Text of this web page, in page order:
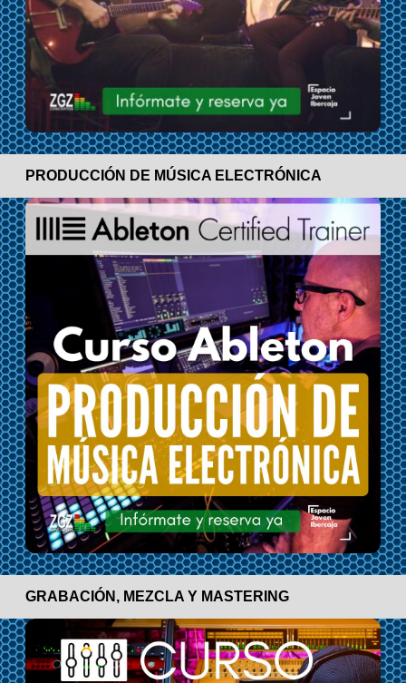
PRODUCCIÓN DE MÚSICA ELECTRÓNICA
GRABACIÓN, MEZCLA Y MASTERING